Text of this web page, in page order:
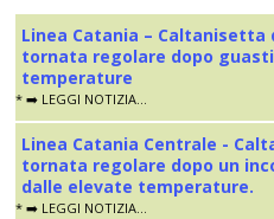
Linea Catania – Caltanisetta
tornata regolare dopo
temperature
* ➡️ LEGGI NOTIZIA...
Linea Catania Centrale -
tornata regolare dopo un
dalle elevate temperature.
* ➡️ LEGGI NOTIZIA...